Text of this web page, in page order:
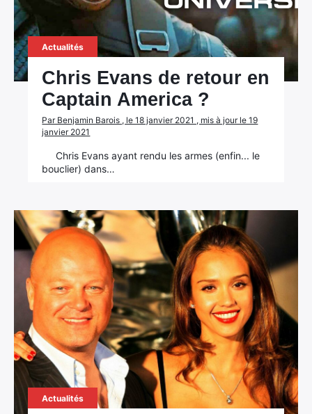
Actualités
Chris Evans de retour en
Captain America ?
Par Benjamin Barois , le 18 janvier 2021 , mis à jour le 19
janvier 2021
Chris Evans ayant rendu les armes (enfin... le
bouclier) dans…
Actualités